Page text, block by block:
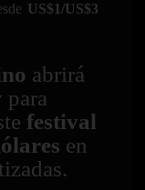
US$1/US$3
abrirá
para
festival
en